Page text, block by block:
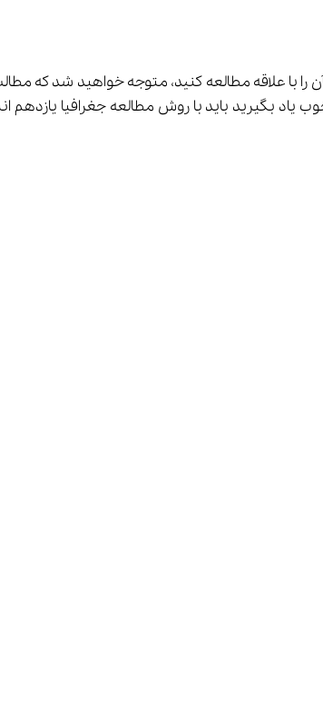
با علاقه مطالعه کنید، متوجه خواهید شد که
برای این که این درس را خوب یاد بگیرید باید با روش مطالعه